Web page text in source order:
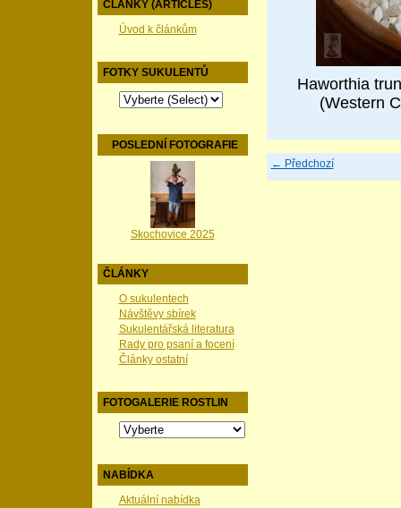
ČLÁNKY (ARTICLES)
Úvod k článkům
FOTKY SUKULENTŮ
POSLEDNÍ FOTOGRAFIE
Skochovice 2025
ČLÁNKY
O sukulentech
Návštěvy sbírek
Sukulentářská literatura
Rady pro psaní a focení
Články ostatní
FOTOGALERIE ROSTLIN
NABÍDKA
Aktuální nabídka
Haworthia
(Western
← Předchozí